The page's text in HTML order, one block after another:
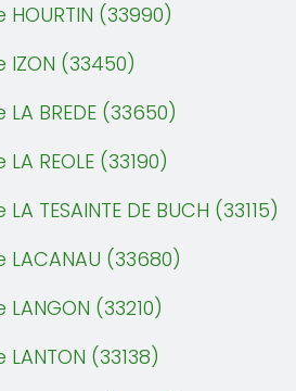
(33990)
(33450)
BREDE (33650)
REOLE (33190)
TESAINTE DE BUCH (33115)
(33680)
(33210)
(33138)